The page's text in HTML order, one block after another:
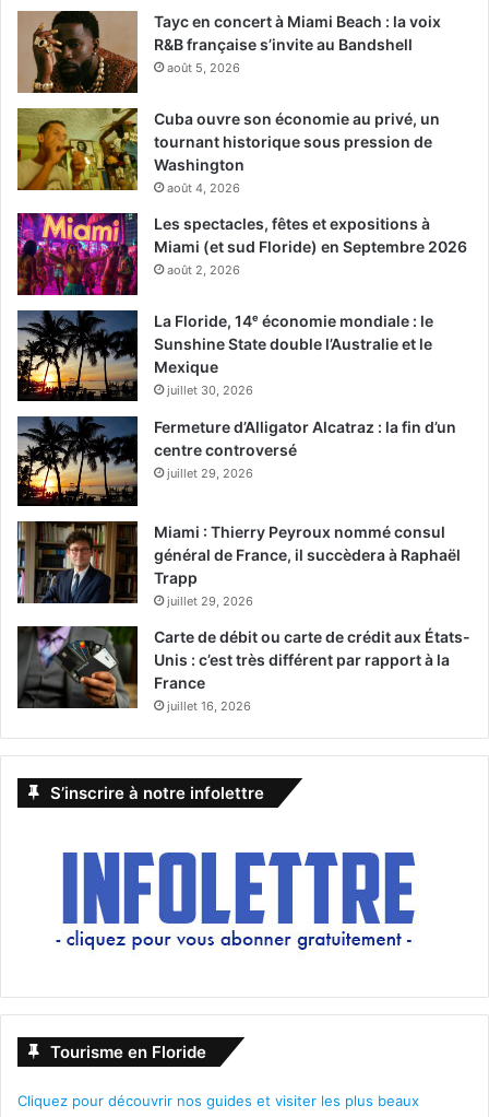
Tayc en concert à Miami Beach : la voix
R&B française s’invite au Bandshell
août 5, 2026
Cuba ouvre son économie au privé, un
tournant historique sous pression de
Washington
août 4, 2026
Les spectacles, fêtes et expositions à
Miami (et sud Floride) en Septembre 2026
août 2, 2026
La Floride, 14ᵉ économie mondiale : le
Sunshine State double l’Australie et le
Mexique
juillet 30, 2026
Fermeture d’Alligator Alcatraz : la fin d’un
centre controversé
juillet 29, 2026
Miami : Thierry Peyroux nommé consul
général de France, il succèdera à Raphaël
Trapp
juillet 29, 2026
Carte de débit ou carte de crédit aux États-
Unis : c’est très différent par rapport à la
France
juillet 16, 2026
S’inscrire à notre infolettre
Tourisme en Floride
Cliquez pour découvrir nos guides et visiter les plus beaux